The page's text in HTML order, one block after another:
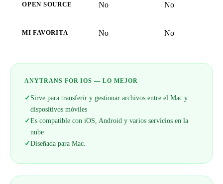
OPEN SOURCE No No
MI FAVORITA No No
ANYTRANS FOR IOS — LO MEJOR
✓Sirve para transferir y gestionar archivos entre el Mac y
dispositivos móviles
✓Es compatible con iOS, Android y varios servicios en la
nube
✓Diseñada para Mac.